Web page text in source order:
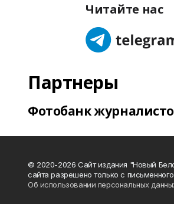
Читайте нас
Партнеры
Фотобанк
© 2020-2026 Сайт издания "Новый
сайта разрешено только с
Об использовании персональных